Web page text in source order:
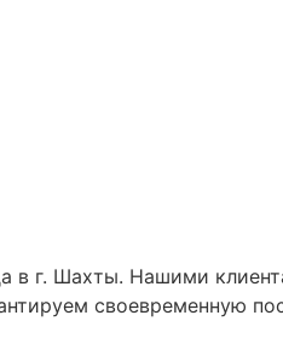
в г. Шахты. Нашими
своевременную